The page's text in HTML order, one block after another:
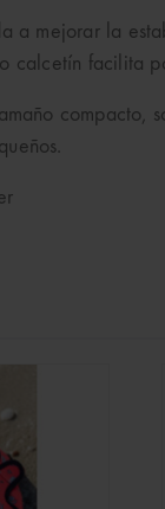
a mejorar la
calcetín facilita
compacto,